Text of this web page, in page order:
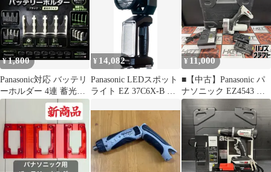
¥1,800
Panasonic対応 バッテリ
ーホルダー 4連 蓄光ホ
ワイト
¥ 14,082
Panasonic LEDスポット
ライト EZ 37C6X-B 本
¥ 11,000
■【中古】Panasonic パ
ナソニック EZ4543 角
穴カッタ バッテリー
(EZ9L45/EZ9L47)×2 充
電器付 切断深
30mm【ハンズクラフト
宮崎新名爪店】